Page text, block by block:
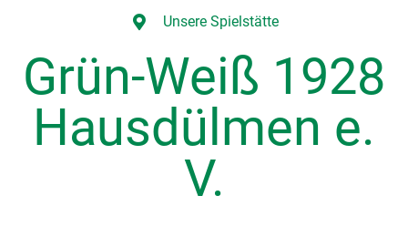
Unsere Spielstätte
Grün-Weiß 1928
Hausdülmen e.
V.